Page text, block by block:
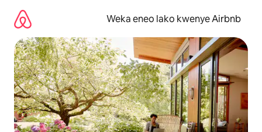
kwenda
kwenye
maudhui
Weka eneo lako kwenye Airbnb